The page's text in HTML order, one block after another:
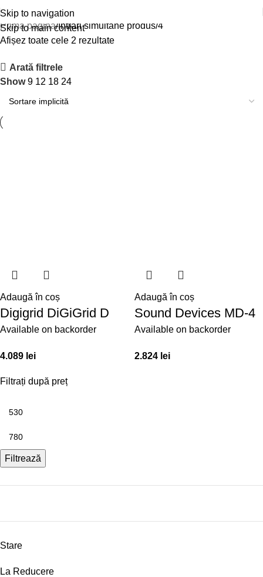
Skip to navigation
Skip to main content
Filtrați după preț
Filtrează
Stare
La Reducere
Prima pagină Intrari simultane produs 4
Afișez toate cele 2 rezultate
Arată filtrele
Show9 12 18 24
Adaugă în coș
Digigrid DiGiGrid D
Available on backorder
4.089 lei
Adaugă în coș
Sound Devices MD-4
Available on backorder
2.824 lei